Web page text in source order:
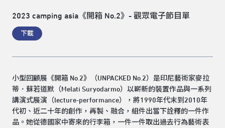
2023 camping asia《開箱 No.2》- 觀眾電子節目單
下載
小型回顧展《開箱 No.2》（UNPACKED No.2）是印尼藝術家麥拉
蒂．蘇若道默（Melati Suryodarmo）以嶄新的裝置作品與一系列
講演式展演（lecture-performance），將1990年代末到2010年
代初、近二十年的創作，再製、融合，組件出當下詮釋的一件作
品。她從德國家中寄來的行李箱，一件一件取出過去行為藝術表